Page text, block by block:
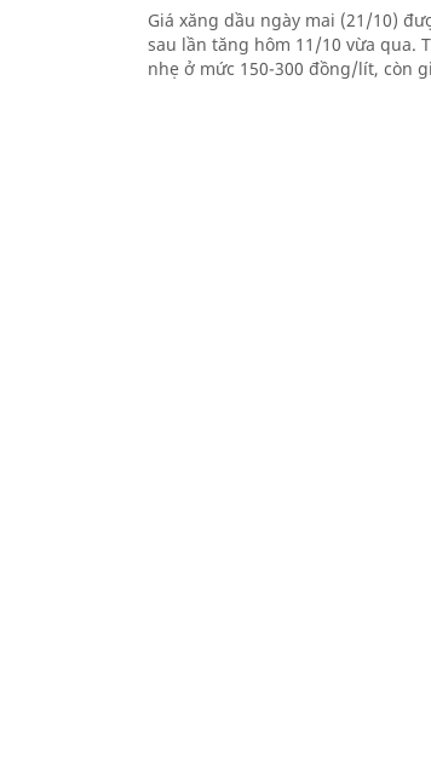
Giá xăng dầu ngày mai (21/10)
sau lần tăng hôm 11/10 vừa qua.
nhẹ ở mức 150-300 đồng/lít, còn